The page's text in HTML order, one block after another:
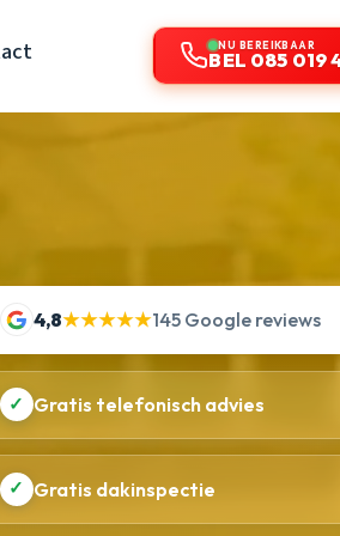
NU BEREIKBAAR
BEL 085 019
4,8★★★★★145 Google reviews
✓ Gratis telefonisch advies
✓ Gratis dakinspectie